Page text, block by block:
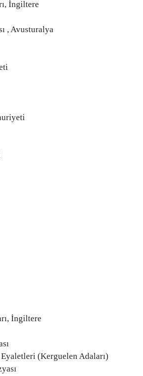
İngiltere
, Avusturalya
İngiltere
Eyaletleri (Kerguelen Adaları)